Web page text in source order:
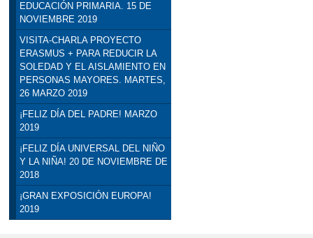
EDUCACIÓN PRIMARIA. 15 DE
NOVIEMBRE 2019
VISITA-CHARLA PROYECTO
ERASMUS + PARA REDUCIR LA
SOLEDAD Y EL AISLAMIENTO EN
PERSONAS MAYORES. MARTES,
26 MARZO 2019
¡FELIZ DÍA DEL PADRE! MARZO
2019
¡FELIZ DÍA UNIVERSAL DEL NIÑO
Y LA NIÑA! 20 DE NOVIEMBRE DE
2018
¡GRAN EXPOSICIÓN EUROPA!
2019